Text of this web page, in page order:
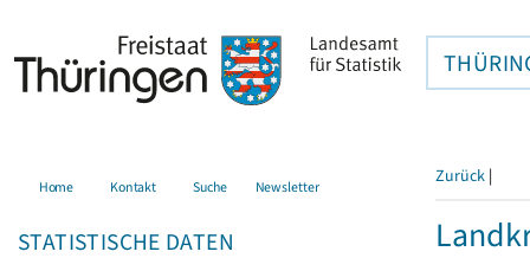
Home Kontakt Suche Newsletter
STATISTISCHE DATEN
Zurück |